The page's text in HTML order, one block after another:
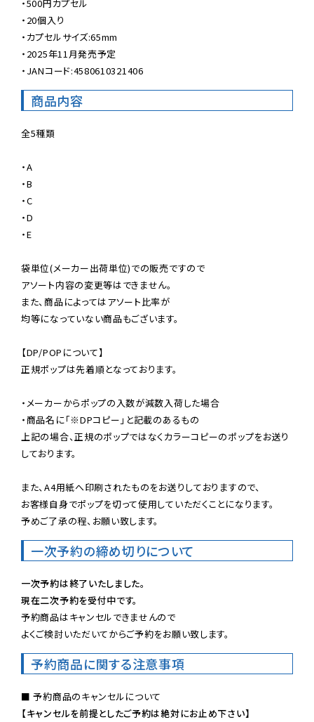
・500円カプセル
・20個入り
・カプセルサイズ:65mm
・2025年11月発売予定
・JANコード:4580610321406
商品内容
全5種類
・A
・B
・C
・D
・E
袋単位(メーカー出荷単位)での販売ですので
アソート内容の変更等はできません。
また、商品によってはアソート比率が
均等になっていない商品もございます。
【DP/POPについて】
正規ポップは先着順となっております。
・メーカーからポップの入数が減数入荷した場合
・商品名に「※DPコピー」と記載のあるもの
上記の場合、正規のポップではなくカラーコピーのポップをお送り
しております。
また、A4用紙へ印刷されたものをお送りしておりますので、
お客様自身でポップを切って使用していただくことになります。
予めご了承の程、お願い致します。
一次予約の締め切りについて
一次予約は終了いたしました。
現在二次予約を受付中です。
予約商品はキャンセルできませんので
よくご検討いただいてからご予約をお願い致します。
予約商品に関する注意事項
【キャンセルを前提としたご予約は絶対にお止め下さい】